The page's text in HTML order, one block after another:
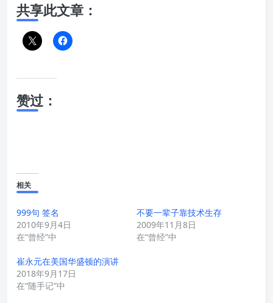
共享此文章：
赞过：
相关
999句 签名
2010年9月4日
在“曾经”中
不要一辈子靠技术生存
2009年11月8日
在“曾经”中
崔永元在美国华盛顿的演讲
2018年9月17日
在“随手记”中